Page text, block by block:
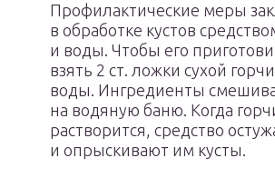
Профилактические меры
в обработке кустов
и воды. Чтобы его
взять 2 ст. ложки сухой
воды. Ингредиенты
на водяную баню. Когда
растворится, средство
и опрыскивают им кусты.